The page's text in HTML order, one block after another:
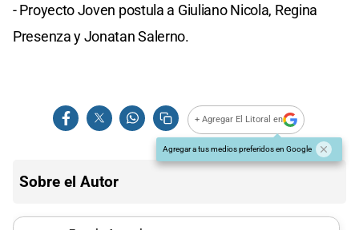
- Proyecto Joven postula a Giuliano Nicola, Regina
Presenza y Jonatan Salerno.
+ Agregar El Litoral en
Agregar a tus medios preferidos en Google
Sobre el Autor